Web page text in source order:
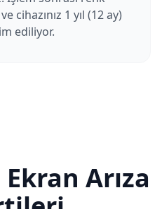
cihazınız 1 yıl (12 ay)
ediliyor.
Ekran Arıza